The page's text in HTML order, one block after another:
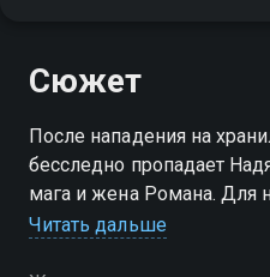
Сюжет
После нападения на
бесследно пропадает
мага и жена Романа. Для
трагедией: он уверен,
Читать дальше